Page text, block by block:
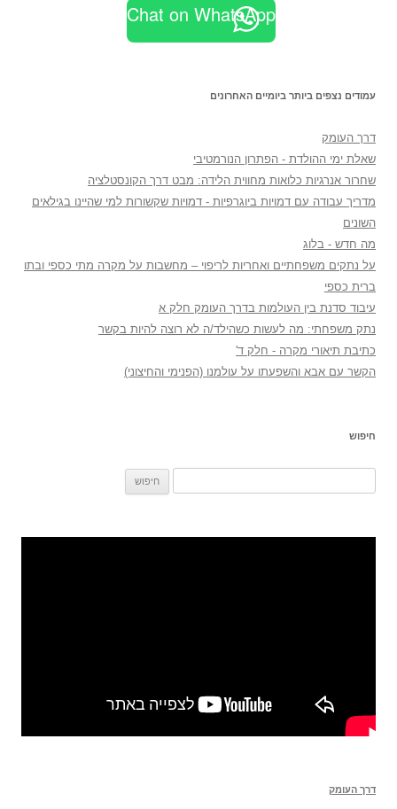
Chat on WhatsApp
עמודים נצפים ביותר ביומיים האחרונים
דרך העומק
שאלת ימי ההולדת - הפתרון הנורמטיבי
שחרור אנרגיות כלואות מחווית הלידה: מבט דרך הקונסטלציה
מדריך עבודה עם דמויות ביוגרפיות - דמויות שקשורות למי שהיינו בגילאים
השונים
מה חדש - בלוג
על נתקים משפחתיים ואחריות לריפוי – מחשבות על מקרה מתי כספי ובתו
ברית כספי
עיבוד סדנת בין העולמות בדרך העומק חלק א
נתק משפחתי: מה לעשות כשהילד/ה לא רוצה להיות בקשר
כתיבת תיאורי מקרה - חלק ד'
הקשר עם אבא והשפעתו על עולמנו (הפנימי והחיצוני)
חיפוש
דרך העומק